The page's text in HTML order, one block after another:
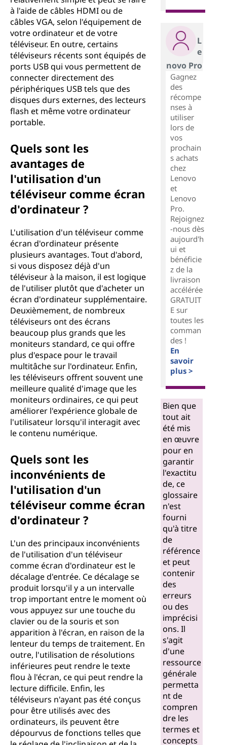
à l'aide de câbles HDMI ou de
câbles VGA, selon l'équipement de
votre ordinateur et de votre
téléviseur. En outre, certains
téléviseurs récents sont équipés de
ports USB qui vous permettent de
connecter directement des
périphériques USB tels que des
disques durs externes, des lecteurs
flash et même votre ordinateur
portable.
Quels sont les
avantages de
l'utilisation d'un
téléviseur comme écran
d'ordinateur ?
L'utilisation d'un téléviseur comme
écran d'ordinateur présente
plusieurs avantages. Tout d'abord,
si vous disposez déjà d'un
téléviseur à la maison, il est logique
de l'utiliser plutôt que d'acheter un
écran d'ordinateur supplémentaire.
Deuxièmement, de nombreux
téléviseurs ont des écrans
beaucoup plus grands que les
moniteurs standard, ce qui offre
plus d'espace pour le travail
multitâche sur l'ordinateur. Enfin,
les téléviseurs offrent souvent une
meilleure qualité d'image que les
moniteurs ordinaires, ce qui peut
améliorer l'expérience globale de
l'utilisateur lorsqu'il interagit avec
le contenu numérique.
Quels sont les
inconvénients de
l'utilisation d'un
téléviseur comme écran
d'ordinateur ?
L'un des principaux inconvénients
de l'utilisation d'un téléviseur
comme écran d'ordinateur est le
décalage d'entrée. Ce décalage se
produit lorsqu'il y a un intervalle
trop important entre le moment où
vous appuyez sur une touche du
clavier ou de la souris et son
apparition à l'écran, en raison de la
lenteur du temps de traitement. En
outre, l'utilisation de résolutions
inférieures peut rendre le texte
flou à l'écran, ce qui peut rendre la
lecture difficile. Enfin, les
téléviseurs n'ayant pas été conçus
pour être utilisés avec des
ordinateurs, ils peuvent être
dépourvus de fonctions telles que
L
e
novo Pro
Gagnez
des
récompe
nses à
utiliser
lors de
vos
prochain
s achats
chez
Lenovo
et
Lenovo
Pro.
Rejoignez
-nous dès
aujourd'h
ui et
bénéficie
z de la
livraison
accélérée
GRATUIT
E sur
toutes les
comman
des !
En
savoir
plus >
Bien que
tout ait
été mis
en œuvre
pour en
garantir
l'exactitu
de, ce
glossaire
n'est
fourni
qu'à titre
de
référence
et peut
contenir
des
erreurs
ou des
imprécisi
ons. Il
s'agit
d'une
ressource
générale
permetta
nt de
compren
dre les
termes et
concepts